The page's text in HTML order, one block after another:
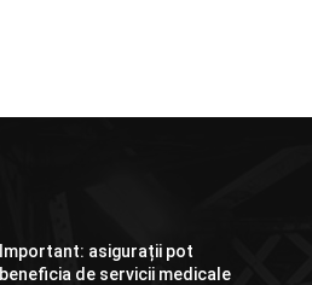
Important: asigurații pot
beneficia de servicii medicale